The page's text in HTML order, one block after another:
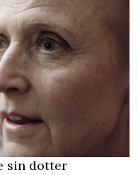
sin dotter